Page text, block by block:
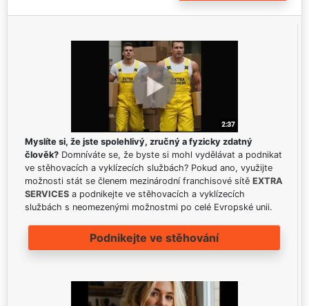
Myslíte si, že jste spolehlivý, zručný a fyzicky zdatný
člověk? Domníváte se, že byste si mohl vydělávat a podnikat
ve stěhovacích a vyklízecích službách? Pokud ano, využijte
možnosti stát se členem mezinárodní franchisové sítě EXTRA
SERVICES a podnikejte ve stěhovacích a vyklízecích
službách s neomezenými možnostmi po celé Evropské unii.
Podnikejte ve stěhování